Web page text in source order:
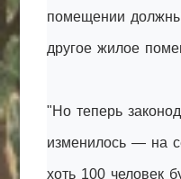
помещении
другое жилое
"Но теперь
изменилось — на
хоть 100 человек